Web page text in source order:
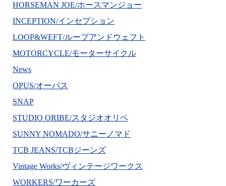
HORSEMAN JOE/ホースマンジョー
INCEPTION/インセプション
LOOP&WEFT/ループアンドウェフト
MOTORCYCLE/モーターサイクル
News
OPUS/オーパス
SNAP
STUDIO ORIBE/スタジオオリベ
SUNNY NOMADO/サニーノマド
TCB JEANS/TCBジーンズ
Vintage Works/ヴィンテージワークス
WORKERS/ワーカーズ